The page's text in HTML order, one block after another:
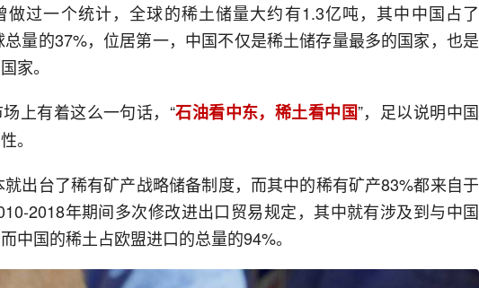
做过一个统计，全球的稀土储量大约有1.3亿吨，其中中国占了
量的37%，位居第一，中国不仅是稀土储存量最多的国家，也是
家。
上有着这么一句话，“石油看中东，稀土看中国”，足以说明中国
。
出台了稀有矿产战略储备制度，而其中的稀有矿产83%都来自于
2018年期间多次修改进出口贸易规定，其中就有涉及到与中国
中国的稀土占欧盟进口的总量的94%。